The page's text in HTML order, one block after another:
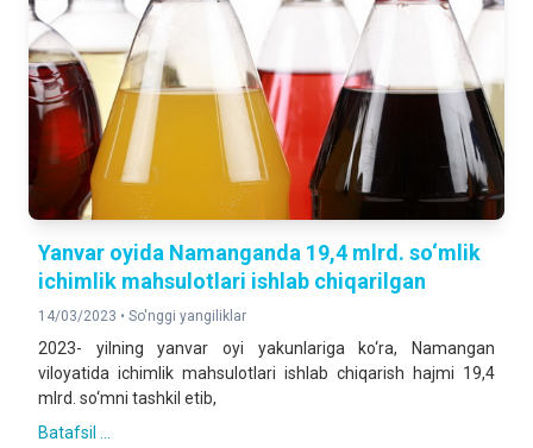
Yanvar oyida Namanganda 19,4 mlrd. so‘mlik
ichimlik mahsulotlari ishlab chiqarilgan
14/03/2023 • So'nggi yangiliklar
2023- yilning yanvar oyi yakunlariga ko‘ra, Namangan
viloyatida ichimlik mahsulotlari ishlab chiqarish hajmi 19,4
mlrd. so‘mni tashkil etib,
Batafsil ...